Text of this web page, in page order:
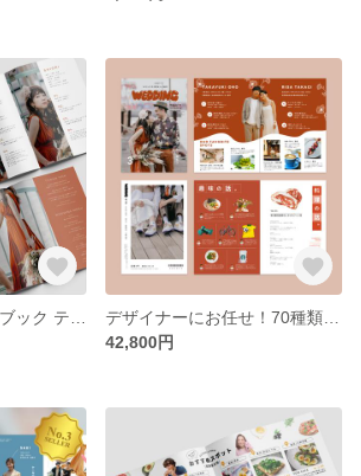
42,800円